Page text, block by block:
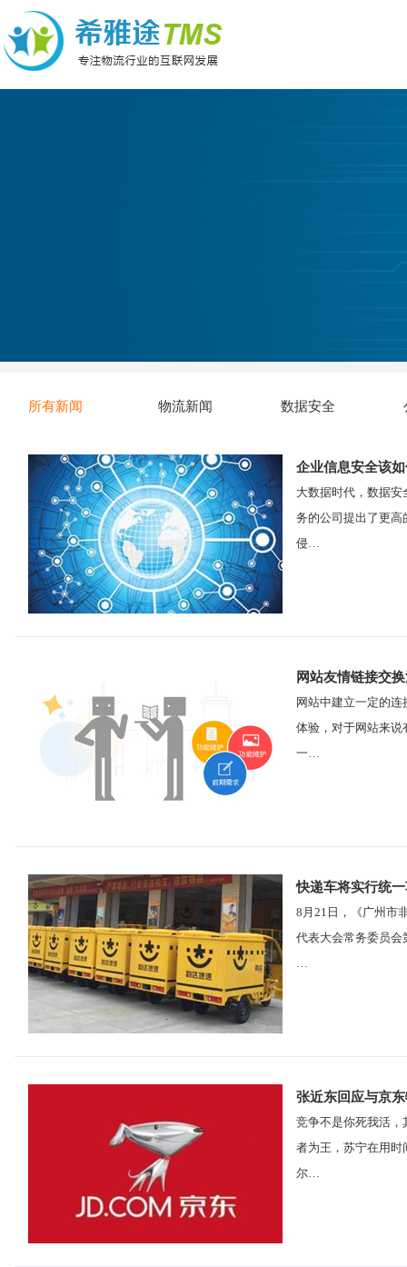
所有新闻 物流新闻 数据安全
企业信息安全该
大数据时代，数据安
务的公司提出了更
侵…
网站友情链接交
网站中建立一定的
体验，对于网站来说
一…
快递车将实行统
8月21日，《广州市
代表大会常务委员会
…
张近东回应与京
竞争不是你死我活，
者为王，苏宁在用时
尔…